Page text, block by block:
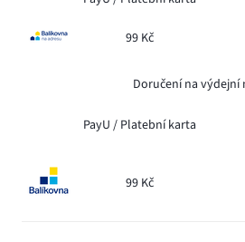
99 Kč
Doručení na výdejní
PayU / Platební karta
99 Kč